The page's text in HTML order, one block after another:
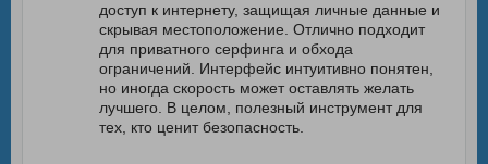
доступ к интернету, защищая личные данные и
скрывая местоположение. Отлично подходит
для приватного серфинга и обхода
ограничений. Интерфейс интуитивно понятен,
но иногда скорость может оставлять желать
лучшего. В целом, полезный инструмент для
тех, кто ценит безопасность.